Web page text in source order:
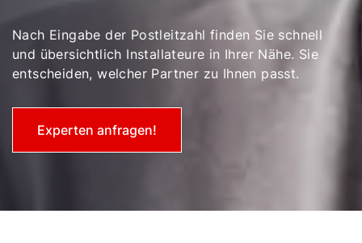
Nach Eingabe der Postleitzahl finden Sie schnell
und übersichtlich Installateure in Ihrer Nähe. Sie
entscheiden, welcher Partner zu Ihnen passt.
Experten anfragen!
Service kontaktieren
Produktberatung
Fachhandwerker finden